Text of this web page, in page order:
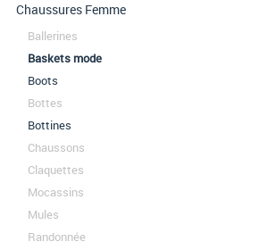
Chaussures Femme
Ballerines
Baskets mode
Boots
Bottes
Bottines
Chaussons
Claquettes
Mocassins
Mules
Randonnée